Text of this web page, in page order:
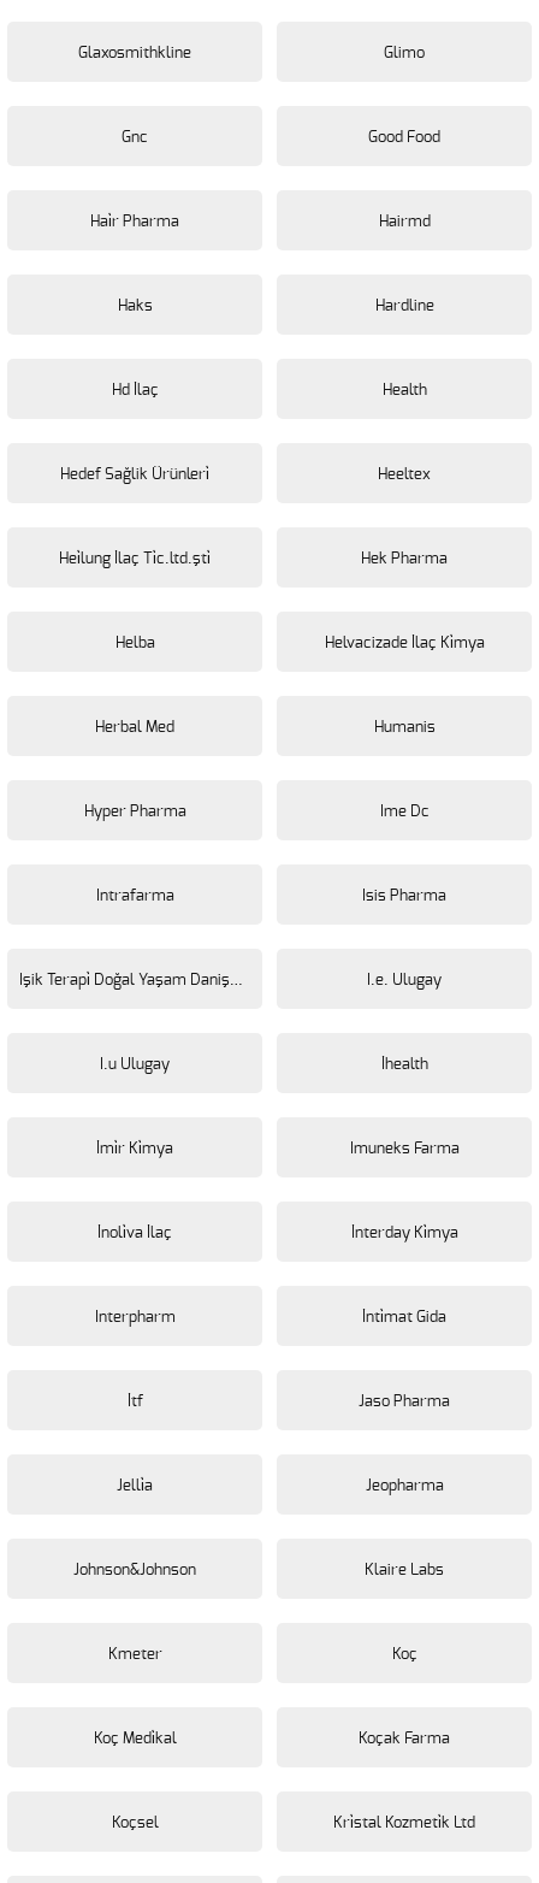
Glaxosmithkline Glimo
Gnc Good Food
Hai̇r Pharma Hairmd
Haks Hardline
Hd İlaç Health
Hedef Sağlik Ürünleri̇ Heeltex
Hei̇lung İlaç Ti̇c.ltd.şti̇ Hek Pharma
Helba Helvacizade İlaç Ki̇mya
Herbal Med Humanis
Hyper Pharma Ime Dc
Intrafarma Isis Pharma
Işik Terapi̇ Doğal Yaşam Danişmanlik I.e. Ulugay
I.u Ulugay İhealth
İmi̇r Ki̇mya Imuneks Farma
İnoli̇va İlaç İnterday Ki̇mya
Interpharm İnti̇mat Gida
İtf Jaso Pharma
Jelli̇a Jeopharma
Johnson&Johnson Klaire Labs
Kmeter Koç
Koç Medi̇kal Koçak Farma
Koçsel Kri̇stal Kozmeti̇k Ltd